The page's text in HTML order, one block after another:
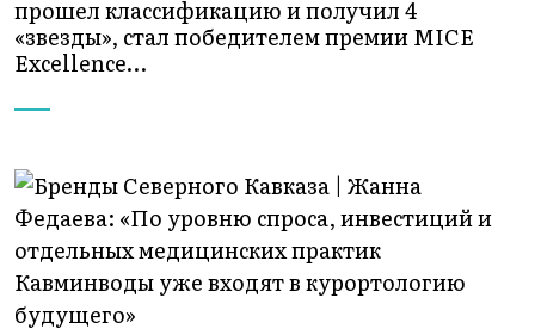
прошел классификацию и получил 4
«звезды», стал победителем премии MICE
Excellence…